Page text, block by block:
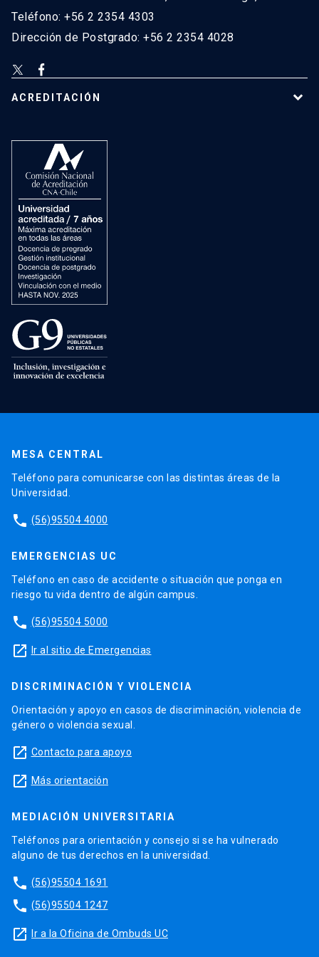
Teléfono: +56 2 2354 4303
Dirección de Postgrado: +56 2 2354 4028
ACREDITACIÓN
MESA CENTRAL
Teléfono para comunicarse con las distintas áreas de la
Universidad.
phone (56)95504 4000
EMERGENCIAS UC
Teléfono en caso de accidente o situación que ponga en
riesgo tu vida dentro de algún campus.
phone (56)95504 5000
launch Ir al sitio de Emergencias
DISCRIMINACIÓN Y VIOLENCIA
Orientación y apoyo en casos de discriminación, violencia de
género o violencia sexual.
launch Contacto para apoyo
launch Más orientación
MEDIACIÓN UNIVERSITARIA
Teléfonos para orientación y consejo si se ha vulnerado
alguno de tus derechos en la universidad.
phone (56)95504 1691
phone (56)95504 1247
launch Ir a la Oficina de Ombuds UC